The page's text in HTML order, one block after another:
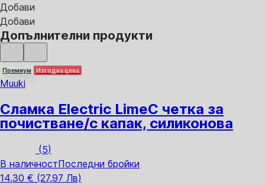
Добави
Добави
Допълнителни продукти
Премиум Изгодна цена
Muuki
Сламка Electric LimeС четка за
почистване/с капак, силиконова
(5)
В наличностПоследни бройки
14,30 € (27,97 Лв)